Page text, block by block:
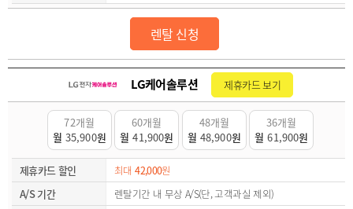
렌탈 신청
LG케어솔루션 제휴카드 보기
72개월
월 35,900원
60개월
월41,900원
48개월
월 48,900원
36개월
월61,900원
제휴카드 할인 최대42,000원
A/S 기간
렌탈기간 내 무상 A/S(단, 고객과실 제외)